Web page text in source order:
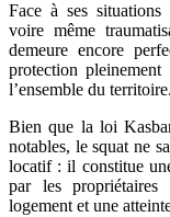
Face à ses situations
voire même
demeure encore
protection
l’ensemble du territoire.
Bien que la loi
notables, le squat ne
locatif : il constitue
par les propriétaires
logement et une